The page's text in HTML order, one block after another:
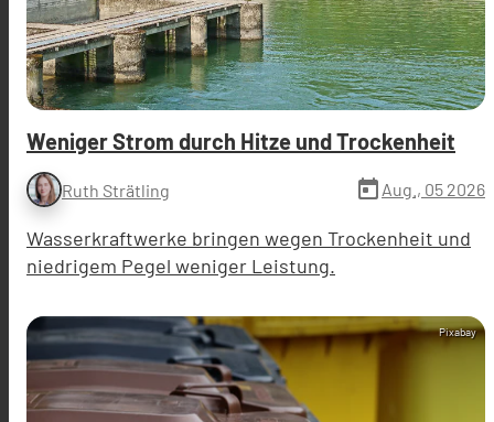
Weniger Strom durch Hitze und Trockenheit
Ruth Strätling today Aug., 05 2026
Wasserkraftwerke bringen wegen Trockenheit und
niedrigem Pegel weniger Leistung.
Pixabay